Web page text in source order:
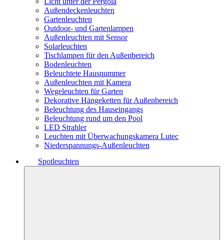
Außendeckenleuchten
Gartenleuchten
Outdoor- und Gartenlampen
Außenleuchten mit Sensor
Solarleuchten
Tischlampen für den Außenbereich
Bodenleuchten
Beleuchtete Hausnummer
Außenleuchten mit Kamera
Wegeleuchten für Garten
Dekorative Hängeketten für Außenbereich
Beleuchtung des Hauseingangs
Beleuchtung rund um den Pool
LED Strahler
Leuchten mit Überwachungskamera Lutec
Niederspannungs-Außenleuchten
Spotleuchten